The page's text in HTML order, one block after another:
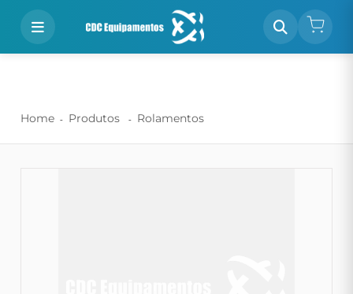
Home Produtos Rolamentos